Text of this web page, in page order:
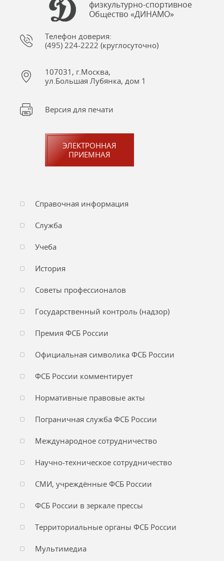
физкультурно-спортивное
Общество «ДИНАМО»
Телефон доверия:
(495) 224-2222 (круглосуточно)
107031, г.Москва,
ул.Большая Лубянка, дом 1
Версия для печати
ЭЛЕКТРОННАЯ
ПРИЕМНАЯ
Справочная информация
Служба
Учеба
История
Советы профессионалов
Государственный контроль (надзор)
Премия ФСБ России
Официальная символика ФСБ России
ФСБ России комментирует
Нормативные правовые акты
Пограничная служба ФСБ России
Международное сотрудничество
Научно-техническое сотрудничество
СМИ, учреждённые ФСБ России
ФСБ России в зеркале прессы
Территориальные органы ФСБ России
Мультимедиа